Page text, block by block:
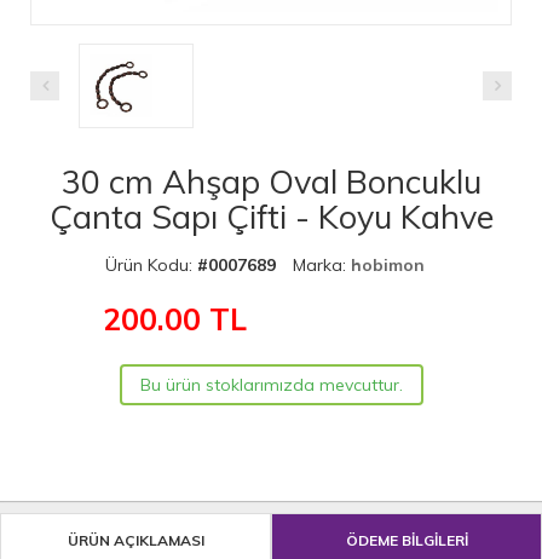
30 cm Ahşap Oval Boncuklu
Çanta Sapı Çifti - Koyu Kahve
Ürün Kodu: #0007689 Marka: hobimon
200.00 TL
Bu ürün stoklarımızda mevcuttur.
ÜRÜN AÇIKLAMASI ÖDEME BİLGİLERİ